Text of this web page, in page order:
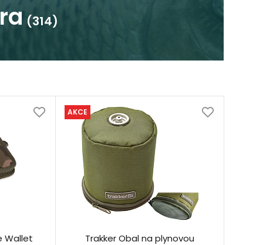
(314)
Wallet
AKCE
Trakker Obal na plynovou